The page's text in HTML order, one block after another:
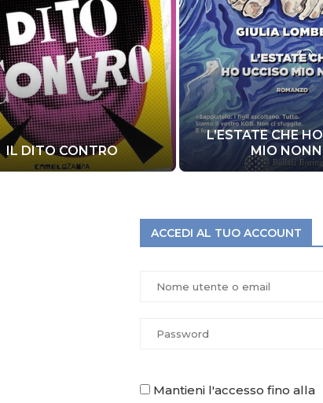
L’ESTATE CHE HO UCCISO
MIO NONNO
ACCEDI AL TUO ACCOUNT
Mantieni l'accesso fino alla